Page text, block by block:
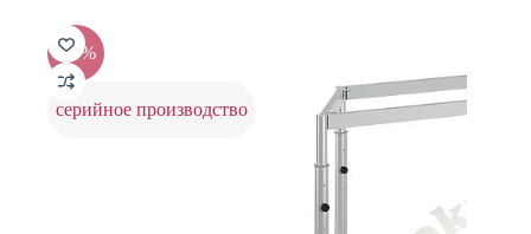
-25%
серийное производство